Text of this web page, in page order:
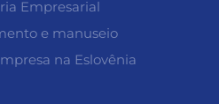
Empresarial
e manuseio
na Eslovênia